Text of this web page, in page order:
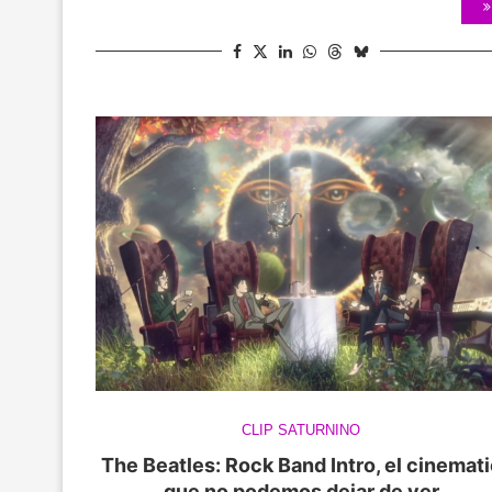
CLIP SATURNINO
The Beatles: Rock Band Intro, el